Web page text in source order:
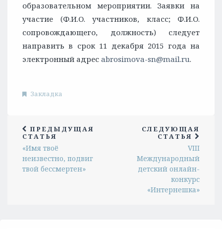
образовательном мероприятии. Заявки на
участие (Ф.И.О. участников, класс; Ф.И.О.
сопровождающего, должность) следует
направить в срок 11 декабря 2015 года на
электронный адрес abrosimova-sn@mail.ru.
Закладка
ПРЕДЫДУЩАЯ
СТАТЬЯ
«Имя твоё
неизвестно, подвиг
твой бессмертен»
СЛЕДУЮЩАЯ
СТАТЬЯ
VIII
Международный
детский онлайн-
конкурс
«Интернешка»